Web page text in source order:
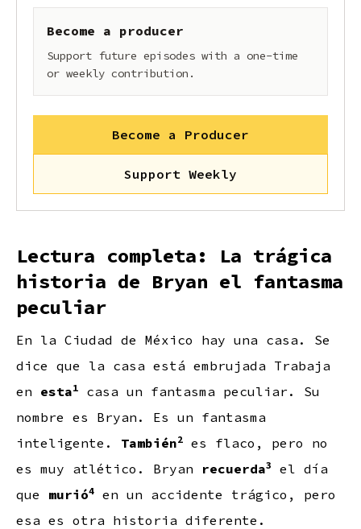
Become a producer
Support future episodes with a one-time
or weekly contribution.
Become a Producer
Support Weekly
Lectura completa: La trágica
historia de Bryan el fantasma
peculiar
En la Ciudad de México hay una casa. Se
dice que la casa está embrujada Trabaja
en esta1
casa un fantasma peculiar. Su
nombre es Bryan. Es un fantasma
inteligente. También2
es flaco, pero no
es muy atlético. Bryan recuerda3
el día
que murió4
en un accidente trágico, pero
esa es otra historia diferente.